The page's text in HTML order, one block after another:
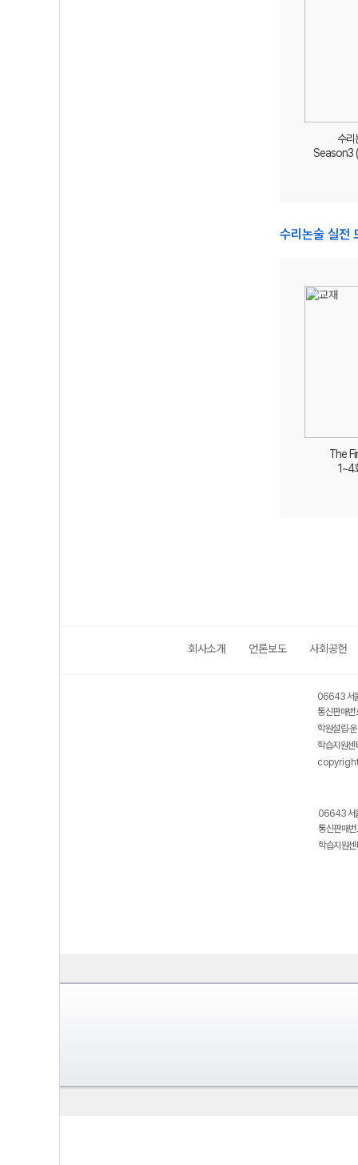
수리
Season3
수리논술 실전
The
1~4
회사소개 언론보도 사회공헌
06643 서
통신판매
학원설립·
학습지원
06643 서
통신판매
학습지원